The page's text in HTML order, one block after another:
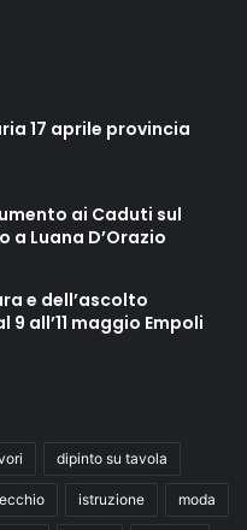
17 aprile provincia
ai Caduti sul
Luana D’Orazio
e dell’ascolto
9 all’11 maggio Empoli
dipinto su tavola
istruzione moda